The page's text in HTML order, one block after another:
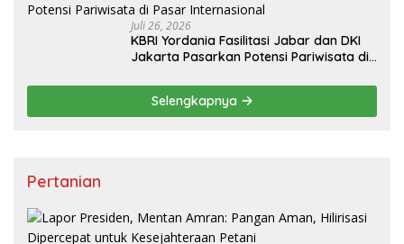
Juli 26, 2026
KBRI Yordania Fasilitasi Jabar dan DKI
Jakarta Pasarkan Potensi Pariwisata di
Selengkapnya
Pertanian